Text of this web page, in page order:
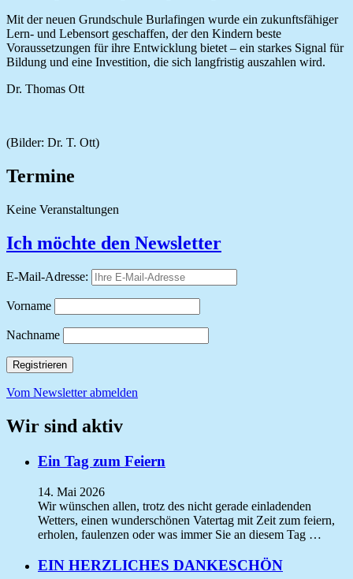
Mit der neuen Grundschule Burlafingen wurde ein zukunftsfähiger
Lern- und Lebensort geschaffen, der den Kindern beste
Voraussetzungen für ihre Entwicklung bietet – ein starkes Signal für
Bildung und eine Investition, die sich langfristig auszahlen wird.
Dr. Thomas Ott
(Bilder: Dr. T. Ott)
Termine
Keine Veranstaltungen
Ich möchte den Newsletter
E-Mail-Adresse:
Vorname
Nachname
Vom Newsletter abmelden
Wir sind aktiv
Ein Tag zum Feiern
14. Mai 2026
Wir wünschen allen, trotz des nicht gerade einladenden
Wetters, einen wunderschönen Vatertag mit Zeit zum feiern,
erholen, faulenzen oder was immer Sie an diesem Tag …
EIN HERZLICHES DANKESCHÖN